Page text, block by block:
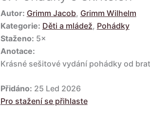
Autor: Grimm Jacob, Grimm Wilhelm
Kategorie: Děti a mládež, Pohádky
Staženo: 5×
Anotace:
Krásné sešitové vydání pohádky od
Přidáno: 25 Led 2026
Pro stažení se přihlaste